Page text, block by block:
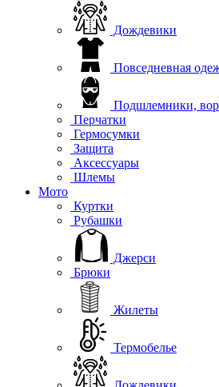
Дождевики
Повседневная
Подшлемники,
Перчатки
Гермосумки
Защита
Аксессуары
Шлемы
Мото
Куртки
Рубашки
Джерси
Брюки
Жилеты
Термобелье